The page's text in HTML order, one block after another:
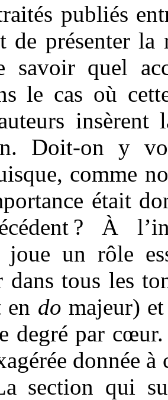
publiés
de présenter la
savoir quel
le cas où
insèrent
Doit-on y
comme
était
? À
joue un rôle
dans tous les
en do majeur)
degré par
donnée
section qui